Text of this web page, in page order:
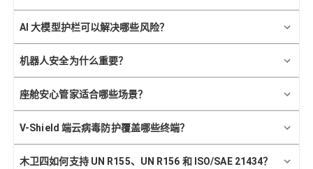
AI 大模型护栏可以解决哪些风险？
机器人安全为什么重要？
座舱安心管家适合哪些场景？
V-Shield 端云病毒防护覆盖哪些终端？
木卫四如何支持 UN R155、UN R156 和 ISO/SAE 21434？